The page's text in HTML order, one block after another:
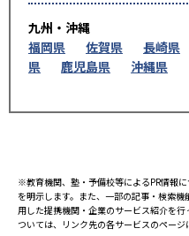
九州・沖縄
福岡県
佐賀県 長崎県
県
鹿児島県 沖縄県
※教育機関、塾・予備校等によるPR情報
を明示します。また、一部の記事・検索
用した提携機関・企業のサービス紹介を
ついては、リンク先の各サービスのページ